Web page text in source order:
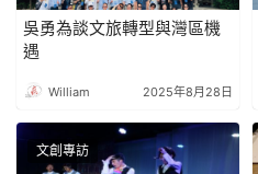
吳勇為談文旅轉型與灣區機
遇
William 2025年8月28日
文創專訪